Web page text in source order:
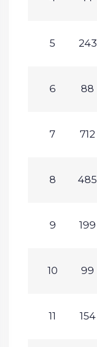
5 243
6 88
7 712
8 485
9 199
10 99
11 154